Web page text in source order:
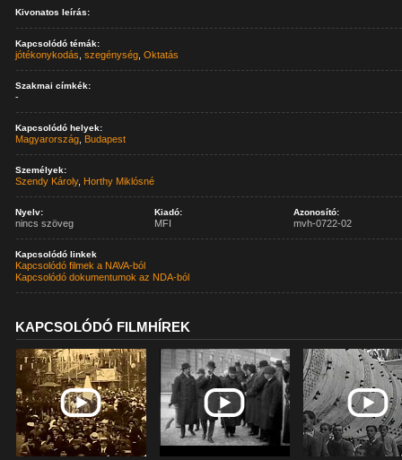
Kivonatos leírás:
Kapcsolódó témák:
jótékonykodás ,szegénység ,Oktatás
Szakmai címkék:
-
Kapcsolódó helyek:
Magyarország Budapest
Személyek:
Szendy Károly, Horthy Miklósné
Nyelv:
nincs szöveg
Kiadó:
MFI
Azonosító:
mvh-0722-02
Kapcsolódó linkek
Kapcsolódó filmek a NAVA-ból
Kapcsolódó dokumentumok az NDA-ból
KAPCSOLÓDÓ FILMHÍREK